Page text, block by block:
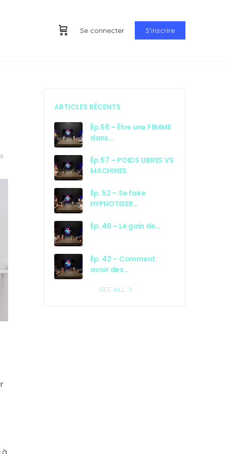
Se connecter S'inscrire
à
ARTICLES RÉCENTS
Ép.58 – Être une FEMME
dans…
Ép.57 – POIDS LIBRES VS
MACHINES
Ép. 52 – Se faire
HYPNOTISER…
Ép. 46 – Le gain de…
Ép. 42 – Comment
avoir des…
SEE ALL